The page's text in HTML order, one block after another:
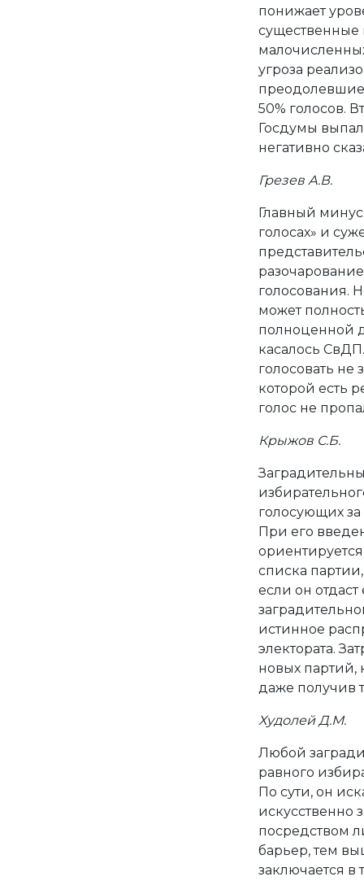
понижает
существенные
угроза
преодолевшие
50% голосов.
Госдумы
негативно
Грезев А.В.
Главный минус
голосах» и
голосования.
может
полноценной
касалось
голосовать не
которой есть
голос не
Крыжов С.Б.
голосующих
При его
списка
если он
истинное
электората.
новых
даже получив
Худолей Д.М.
Любой
равного
По сути, он
искусственно
посредством
барьер, тем
заключается в